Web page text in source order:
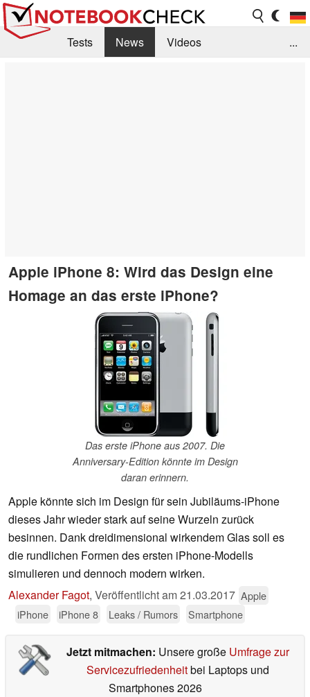
Tests News
Videos
...
Apple iPhone 8: Wird das Design eine
Homage an das erste iPhone?
Das erste iPhone aus 2007. Die
Anniversary-Edition könnte im Design
daran erinnern.
Apple könnte sich im Design für sein Jubiläums-iPhone
dieses Jahr wieder stark auf seine Wurzeln zurück
besinnen. Dank dreidimensional wirkendem Glas soll es
die rundlichen Formen des ersten iPhone-Modells
simulieren und dennoch modern wirken.
Alexander Fagot, Veröffentlicht am21.03.2017 Apple
iPhone
iPhone 8 Leaks / Rumors Smartphone
Jetzt mitmachen: Unsere große Umfrage zur
Servicezufriedenheitbei Laptops und
Smartphones 2026